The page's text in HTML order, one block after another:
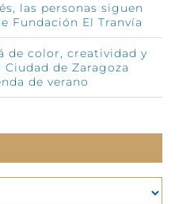
las personas siguen
Fundación El Tranvía
de color, creatividad y
de Zaragoza
de verano